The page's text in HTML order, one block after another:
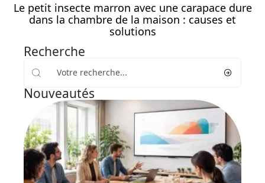
Le petit insecte marron avec une carapace dure
dans la chambre de la maison : causes et
solutions
Recherche
Nouveautés